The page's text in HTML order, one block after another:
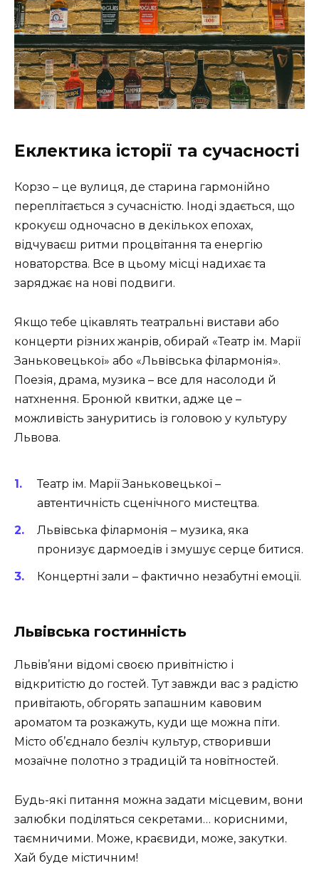
Еклектика історії та сучасності
Корзо – це вулиця, де старина гармонійно
переплітається з сучасністю. Іноді здається, що
крокуєш одночасно в декількох епохах,
відчуваєш ритми процвітання та енергію
новаторства. Все в цьому місці надихає та
заряджає на нові подвиги.
Якщо тебе цікавлять театральні вистави або
концерти різних жанрів, обирай «Театр ім. Марії
Заньковецької» або «Львівська філармонія».
Поезія, драма, музика – все для насолоди й
натхнення. Бронюй квитки, адже це –
можливість зануритись із головою у культуру
Львова.
Театр ім. Марії Заньковецької –
автентичність сценічного мистецтва.
Львівська філармонія – музика, яка
пронизує дармоедів і змушує серце битися.
Концертні зали – фактично незабутні емоції.
Львівська гостинність
Львів’яни відомі своєю привітністю і
відкритістю до гостей. Тут завжди вас з радістю
привітають, обгорять запашним кавовим
ароматом та розкажуть, куди ще можна піти.
Місто об’єднало безліч культур, створивши
мозаїчне полотно з традицій та новітностей.
Будь-які питання можна задати місцевим, вони
залюбки поділяться секретами… корисними,
таємничими. Може, краєвиди, може, закутки.
Хай буде містичним!